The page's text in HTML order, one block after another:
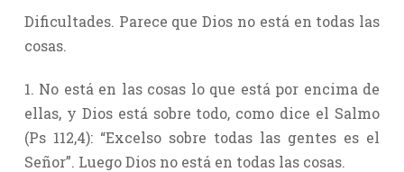
Dificultades. Parece que Dios no está en todas las
cosas.
1. No está en las cosas lo que está por encima de
ellas, y Dios está sobre todo, como dice el Salmo
(Ps 112,4): “Excelso sobre todas las gentes es el
Señor”. Luego Dios no está en todas las cosas.